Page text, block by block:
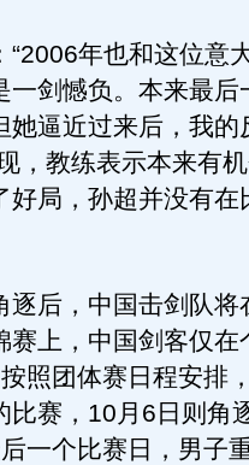
年也和这位意
一剑憾负。本来最后
她逼近过来后，我的
，教练表示本来有
好局，孙超并没有在
后，中国击剑队将
赛上，中国剑客仅在
照团体赛日程安排
比赛，10月6日则角
一个比赛日，男子